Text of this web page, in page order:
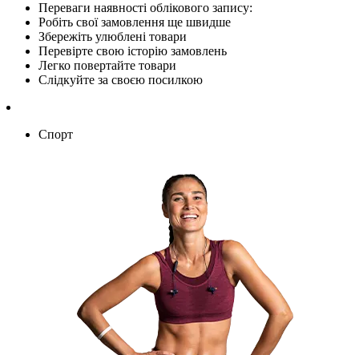
Переваги наявності облікового запису:
Робіть свої замовлення ще швидше
Збережіть улюблені товари
Перевірте свою історію замовлень
Легко повертайте товари
Слідкуйте за своєю посилкою
Спорт